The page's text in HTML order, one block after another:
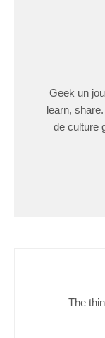
Geek un
learn,
de culture
The